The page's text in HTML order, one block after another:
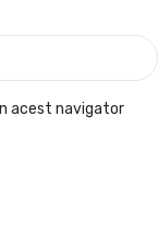
acest navigator